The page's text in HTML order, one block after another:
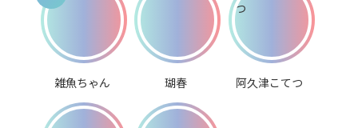
雑魚ちゃん 瑚春 阿久津こてつ